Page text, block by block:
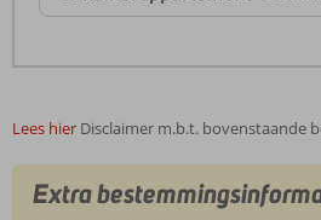
Lees hier Disclaimer m.b.t. bovenstaande
Extra